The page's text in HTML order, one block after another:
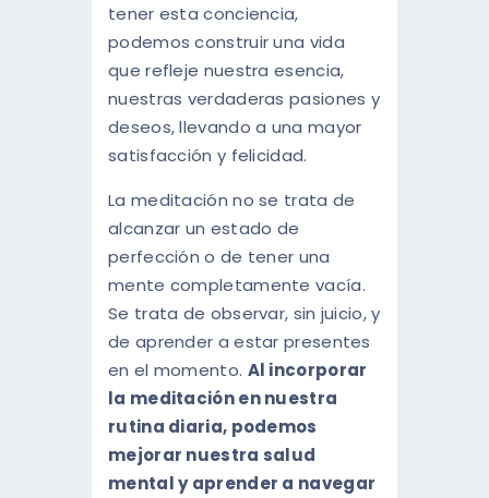
tener esta conciencia,
podemos construir una vida
que refleje nuestra esencia,
nuestras verdaderas pasiones y
deseos, llevando a una mayor
satisfacción y felicidad.
La meditación no se trata de
alcanzar un estado de
perfección o de tener una
mente completamente vacía.
Se trata de observar, sin juicio, y
de aprender a estar presentes
en el momento. Al incorporar
la meditación en nuestra
rutina diaria, podemos
mejorar nuestra salud
mental y aprender a navegar